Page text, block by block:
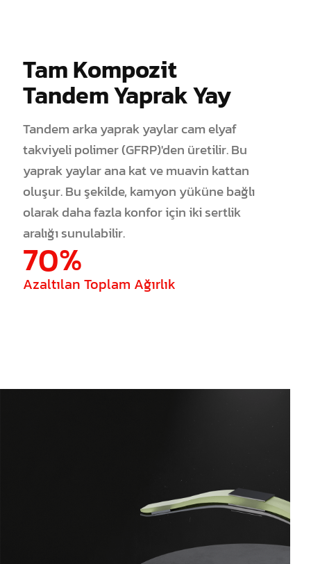
Tam Kompozit
Tandem Yaprak Yay
Tandem arka yaprak yaylar cam elyaf
takviyeli polimer (GFRP)'den üretilir. Bu
yaprak yaylar ana kat ve muavin kattan
oluşur. Bu şekilde, kamyon yüküne bağlı
olarak daha fazla konfor için iki sertlik
aralığı sunulabilir.
70%
Azaltılan Toplam Ağırlık